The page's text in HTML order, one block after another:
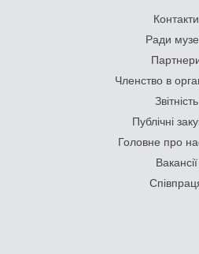
Контакти
Ради
Членство в
Звітність
Публічні
Головне про
Вакансії